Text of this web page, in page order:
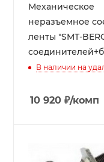
Механическое
неразъемное
ленты "SMT-
В наличии на
10 920 ₽/комп